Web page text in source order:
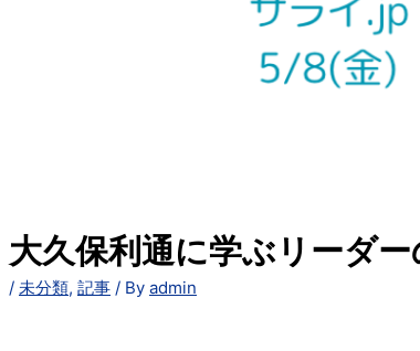
大久保利通に学ぶリーダ
/ 未分類, 記事 / By admin